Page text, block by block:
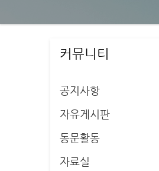
커뮤니티
공지사항
자유게시판
동문활동
자료실